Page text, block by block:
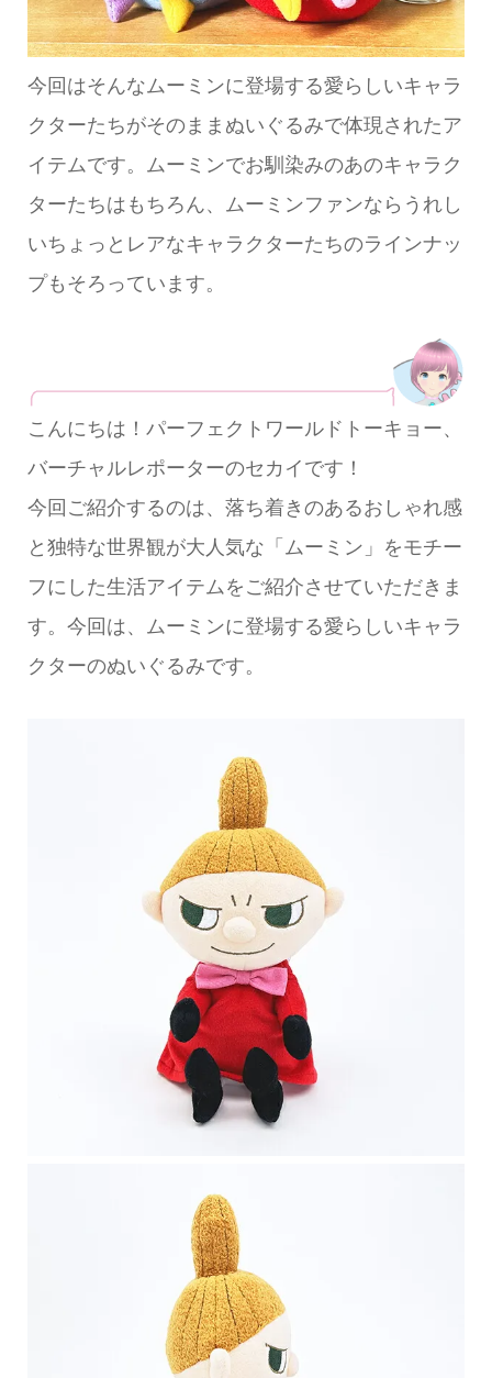
今回はそんなムーミンに登場する愛らしいキャラ
クターたちがそのままぬいぐるみで体現されたア
イテムです。ムーミンでお馴染みのあのキャラク
ターたちはもちろん、ムーミンファンならうれし
いちょっとレアなキャラクターたちのラインナッ
プもそろっています。
こんにちは！パーフェクトワールドトーキョー、
バーチャルレポーターのセカイです！
今回ご紹介するのは、落ち着きのあるおしゃれ感
と独特な世界観が大人気な「ムーミン」をモチー
フにした生活アイテムをご紹介させていただきま
す。今回は、ムーミンに登場する愛らしいキャラ
クターのぬいぐるみです。